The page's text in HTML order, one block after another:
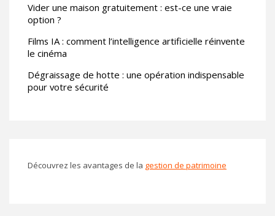
Vider une maison gratuitement : est-ce une vraie
option ?
Films IA : comment l’intelligence artificielle réinvente
le cinéma
Dégraissage de hotte : une opération indispensable
pour votre sécurité
Découvrez les avantages de la gestion de patrimoine